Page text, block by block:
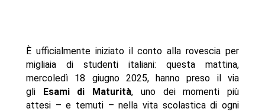
È ufficialmente iniziato il conto alla rovescia per
migliaia di studenti italiani: questa mattina,
mercoledì 18 giugno 2025, hanno preso il via
gli Esami di Maturità, uno dei momenti più
attesi – e temuti – nella vita scolastica di ogni